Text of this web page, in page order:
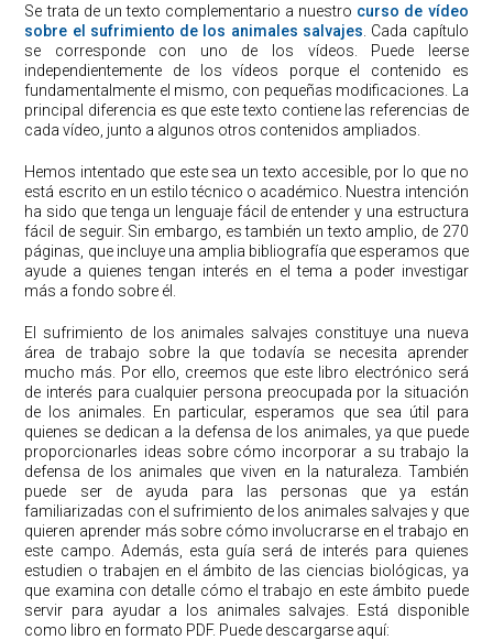
Se trata de un texto complementario a nuestro curso de vídeo
sobre el sufrimiento de los animales salvajes . Cada capítulo
se corresponde con uno de los vídeos. Puede leerse
independientemente de los vídeos porque el contenido es
fundamentalmente el mismo, con pequeñas modificaciones. La
principal diferencia es que este texto contiene las referencias de
cada vídeo, junto a algunos otros contenidos ampliados.
Hemos intentado que este sea un texto accesible, por lo que no
está escrito en un estilo técnico o académico. Nuestra intención
ha sido que tenga un lenguaje fácil de entender y una estructura
fácil de seguir. Sin embargo, es también un texto amplio, de 270
páginas, que incluye una amplia bibliografía que esperamos que
ayude a quienes tengan interés en el tema a poder investigar
más a fondo sobre él.
El sufrimiento de los animales salvajes constituye una nueva
área de trabajo sobre la que todavía se necesita aprender
mucho más. Por ello, creemos que este libro electrónico será
de interés para cualquier persona preocupada por la situación
de los animales. En particular, esperamos que sea útil para
quienes se dedican a la defensa de los animales, ya que puede
proporcionarles ideas sobre cómo incorporar a su trabajo la
defensa de los animales que viven en la naturaleza. También
puede ser de ayuda para las personas que ya están
familiarizadas con el sufrimiento de los animales salvajes y que
quieren aprender más sobre cómo involucrarse en el trabajo en
este campo. Además, esta guía será de interés para quienes
estudien o trabajen en el ámbito de las ciencias biológicas, ya
que examina con detalle cómo el trabajo en este ámbito puede
servir para ayudar a los animales salvajes. Está disponible
como libro en formato PDF. Puede descargarse aquí: